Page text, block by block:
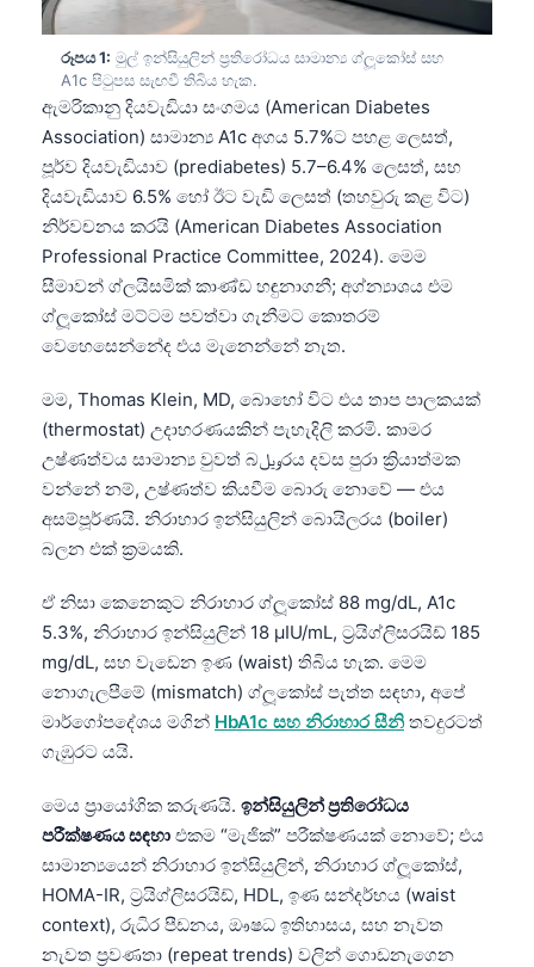
රූපය 1: මුල් ඉන්සියුලින් ප්‍රතිරෝධය සාමාන්‍ය ග්ලූකෝස් සහ
A1c පිටුපස සැඟවී තිබිය හැක.
ඇමරිකානු දියවැඩියා සංගමය (American Diabetes
Association) සාමාන්‍ය A1c අගය 5.7%ට පහළ ලෙසත්,
පූර්ව දියවැඩියාව (prediabetes) 5.7–6.4% ලෙසත්, සහ
දියවැඩියාව 6.5% හෝ ඊට වැඩි ලෙසත් (තහවුරු කළ විට)
නිර්වචනය කරයි (American Diabetes Association
Professional Practice Committee, 2024). මෙම
සීමාවන් ග්ලයිසමික් කාණ්ඩ හඳුනාගනී; අග්න්‍යාශය එම
ග්ලූකෝස් මට්ටම පවත්වා ගැනීමට කොතරම්
වෙහෙසෙන්නේද එය මැනෙන්නේ නැත.
මම, Thomas Klein, MD, බොහෝ විට එය තාප පාලකයක්
(thermostat) උදාහරණයකින් පැහැදිලි කරමි. කාමර
උෂ්ණත්වය සාමාන්‍ය වුවත් බویلරය දවස පුරා ක්‍රියාත්මක
වන්නේ නම්, උෂ්ණත්ව කියවීම බොරු නොවේ — එය
අසම්පූර්ණයි. නිරාහාර ඉන්සියුලින් බොයිලරය (boiler)
බලන එක් ක්‍රමයකි.
ඒ නිසා කෙනෙකුට නිරාහාර ග්ලූකෝස් 88 mg/dL, A1c
5.3%, නිරාහාර ඉන්සියුලින් 18 µIU/mL, ට්‍රයිග්ලිසරයිඩ් 185
mg/dL, සහ වැඩෙන ඉණ (waist) තිබිය හැක. මෙම
නොගැලපීමේ (mismatch) ග්ලූකෝස් පැත්ත සඳහා, අපේ
මාර්ගෝපදේශය මගින් HbA1c සහ නිරාහාර සීනි තවදුරටත්
ගැඹුරට යයි.
මෙය ප්‍රායෝගික කරුණයි. ඉන්සියුලින් ප්‍රතිරෝධය
පරීක්ෂණය සඳහා එකම “මැජික්” පරීක්ෂණයක් නොවේ; එය
සාමාන්‍යයෙන් නිරාහාර ඉන්සියුලින්, නිරාහාර ග්ලූකෝස්,
HOMA-IR, ට්‍රයිග්ලිසරයිඩ්, HDL, ඉණ සන්දර්භය (waist
context), රුධිර පීඩනය, ඖෂධ ඉතිහාසය, සහ නැවත
නැවත ප්‍රවණතා (repeat trends) වලින් ගොඩනැගෙන